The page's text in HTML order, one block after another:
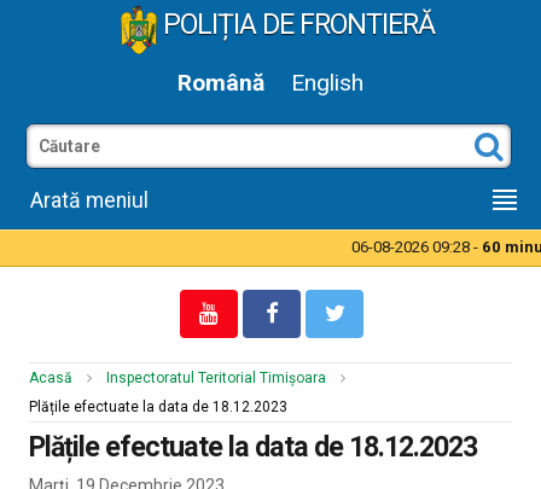
POLIȚIA DE FRONTIERĂ
Română English
Arată meniul
06-08-2026 09:28 - 60
Acasă
Inspectoratul Teritorial Timișoara
Plățile efectuate la data de 18.12.2023
Plățile efectuate la data de 18.12.2023